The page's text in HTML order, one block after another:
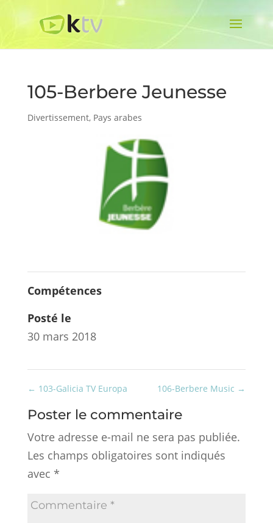
105-Berbere Jeunesse
Divertissement, Pays arabes
Compétences
Posté le
30 mars 2018
← 103-Galicia TV Europa 106-Berbere Music →
Poster le commentaire
Votre adresse e-mail ne sera pas publiée.
Les champs obligatoires sont indiqués
avec *